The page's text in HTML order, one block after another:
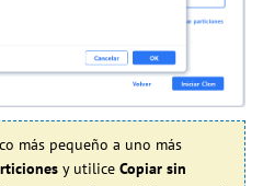
más pequeño a uno más
y utilice Copiar sin